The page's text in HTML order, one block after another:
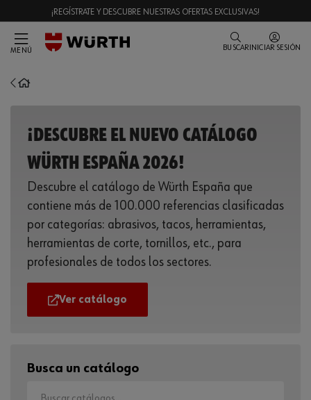
¡REGÍSTRATE Y DESCUBRE NUESTRAS OFERTAS EXCLUSIVAS!
MENÚ BUSCAR INICIAR SESIÓN
¡DESCUBRE EL NUEVO CATÁLOGO
WÜRTH ESPAÑA 2026!
Descubre el catálogo de Würth España que
contiene más de 100.000 referencias clasificadas
por categorías: abrasivos, tacos, herramientas,
herramientas de corte, tornillos, etc., para
profesionales de todos los sectores.
Ver catálogo
Busca un catálogo